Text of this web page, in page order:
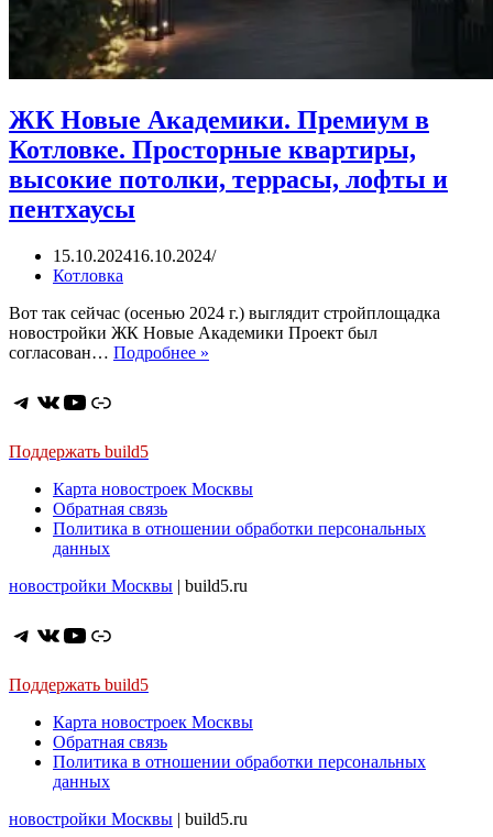
ЖК Новые Академики. Премиум в
Котловке. Просторные квартиры,
высокие потолки, террасы, лофты и
пентхаусы
15.10.202416.10.2024
Котловка
Вот так сейчас (осенью 2024 г.) выглядит стройплощадка
новостройки ЖК Новые Академики Проект был
согласован… Подробнее »
квартиры,
потолки,
и
Telegram
ВКонтакте
YouTube
Ссылка
Поддержать build5
Карта новостроек Москвы
Обратная связь
Политика в отношении обработки персональных
данных
новостройки Москвы | build5.ru
Telegram
ВКонтакте
YouTube
Ссылка
Поддержать build5
Карта новостроек Москвы
Обратная связь
Политика в отношении обработки персональных
данных
новостройки Москвы | build5.ru